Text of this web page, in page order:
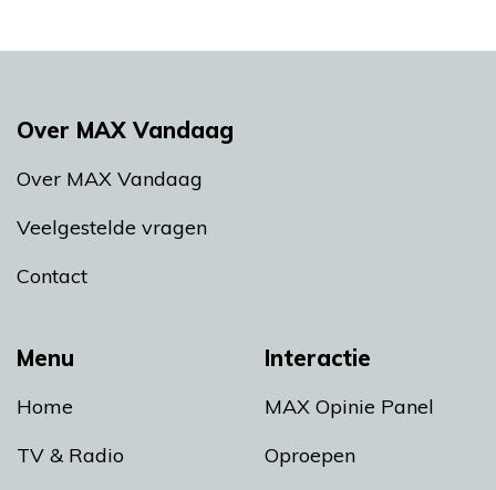
Menu
Home
TV & Radio
Interactie
MAX Opinie Panel
Oproepen
Over MAX Vandaag
Over MAX Vandaag
Veelgestelde vragen
Contact